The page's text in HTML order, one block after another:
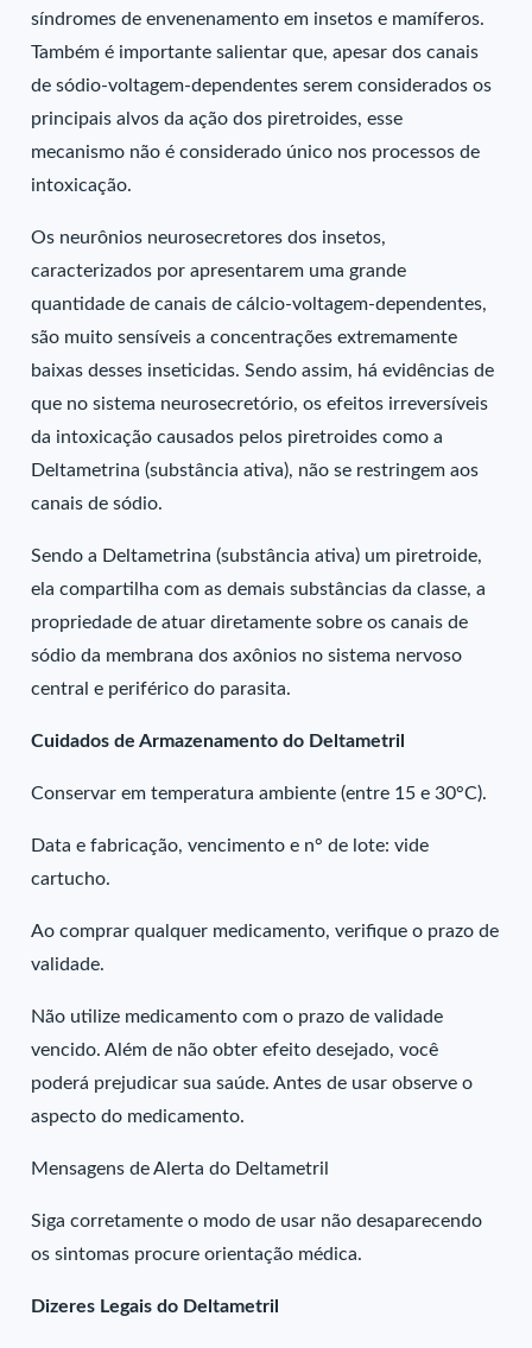
síndromes de envenenamento em insetos e mamíferos.
Também é importante salientar que, apesar dos canais
de sódio-voltagem-dependentes serem considerados os
principais alvos da ação dos piretroides, esse
mecanismo não é considerado único nos processos de
intoxicação.
Os neurônios neurosecretores dos insetos,
caracterizados por apresentarem uma grande
quantidade de canais de cálcio-voltagem-dependentes,
são muito sensíveis a concentrações extremamente
baixas desses inseticidas. Sendo assim, há evidências de
que no sistema neurosecretório, os efeitos irreversíveis
da intoxicação causados pelos piretroides como a
Deltametrina (substância ativa), não se restringem aos
canais de sódio.
Sendo a Deltametrina (substância ativa) um piretroide,
ela compartilha com as demais substâncias da classe, a
propriedade de atuar diretamente sobre os canais de
sódio da membrana dos axônios no sistema nervoso
central e periférico do parasita.
Cuidados de Armazenamento do Deltametril
Conservar em temperatura ambiente (entre 15 e 30°C).
Data e fabricação, vencimento e n° de lote: vide
cartucho.
Ao comprar qualquer medicamento, verifique o prazo de
validade.
Não utilize medicamento com o prazo de validade
vencido. Além de não obter efeito desejado, você
poderá prejudicar sua saúde. Antes de usar observe o
aspecto do medicamento.
Mensagens de Alerta do Deltametril
Siga corretamente o modo de usar não desaparecendo
os sintomas procure orientação médica.
Dizeres Legais do Deltametril